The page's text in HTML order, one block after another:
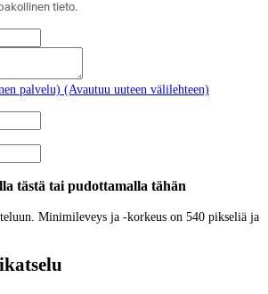
tieto.
palvelu) (Avautuu uuteen välilehteen)
tästä tai pudottamalla tähän
Minimileveys ja -korkeus on 540 pikseliä ja